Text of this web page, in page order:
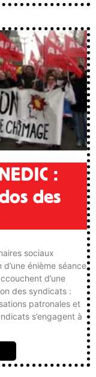
:
des
sociaux
énième séance
d’une
des syndicats :
patronales et
s’engagent à